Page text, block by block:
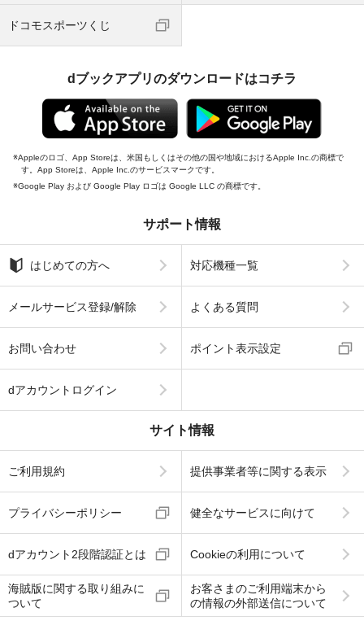
ドコモスポーツくじ
dブックアプリのダウンロードはコチラ
Appleのロゴ、App Storeは、米国もしくはその他の国や地域におけるApple Inc.の商標で
す。App Storeは、Apple Inc.のサービスマークです。
Google Play および Google Play ロゴは Google LLC の商標です。
サポート情報
はじめての方へ 対応機種一覧
メールサービス登録/解除 よくある質問
お問い合わせ ポイント表示設定
dアカウントログイン
サイト情報
ご利用規約 提供事業者等に関する表示
プライバシーポリシー 健全なサービスに向けて
dアカウント2段階認証とは Cookieの利用について
海賊版に関する取り組みに
ついて
お客さまのご利用端末から
の情報の外部送信について